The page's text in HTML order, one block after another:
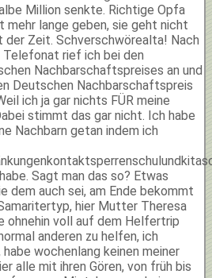
Million senkte. Richtige Opfa
mehr lange geben, sie geht nicht
Zeit. Schverschwörealta! Nach
rief ich bei den
Nachbarschaftspreises an und
Deutschen Nachbarschaftspreis
ich ja gar nichts FÜR meine
stimmt das gar nicht. Ich habe
Nachbarn getan indem ich
Sagt man das so? Etwas
dem auch sei, am Ende bekommt
hier Mutter Theresa
ohnehin voll auf dem Helfertrip
anderen zu helfen, ich
wochenlang keinen meiner
alle mit ihren Gören, von früh bis